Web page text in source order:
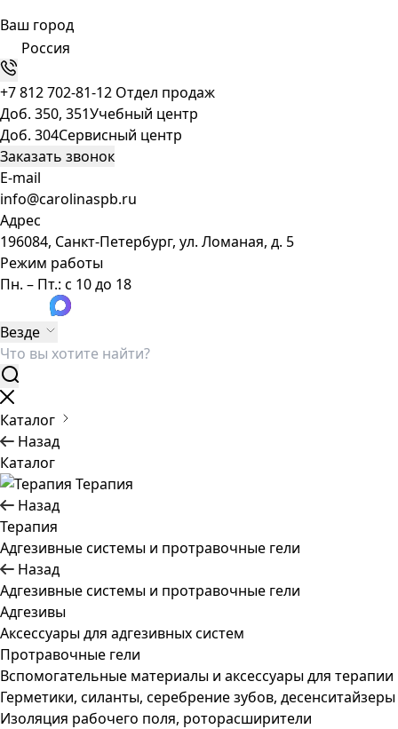
Ваш город
Россия
+7 812 702-81-12 Отдел продаж
Доб. 350, 351Учебный центр
Доб. 304Сервисный центр
Заказать звонок
E-mail
info@carolinaspb.ru
Адрес
196084, Санкт-Петербург, ул. Ломаная, д. 5
Режим работы
Пн. – Пт.: с 10 до 18
Везде
Каталог
Назад
Каталог
Терапия
Назад
Терапия
Адгезивные системы и протравочные гели
Назад
Адгезивные системы и протравочные гели
Адгезивы
Аксессуары для адгезивных систем
Протравочные гели
Вспомогательные материалы и аксессуары для терапии
Герметики, силанты, серебрение зубов, десенситайзеры
Изоляция рабочего поля, роторасширители